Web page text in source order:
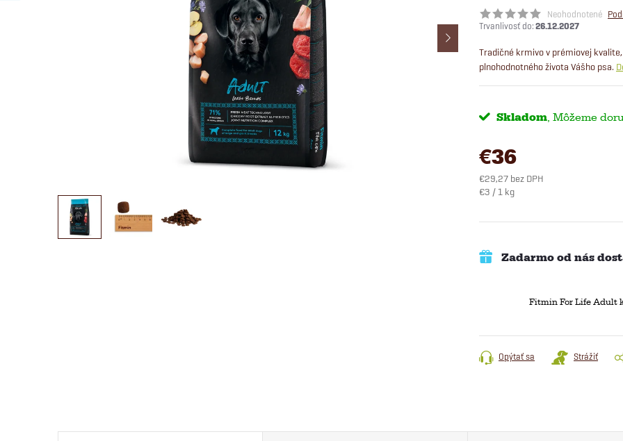
Neohodnotené
26.12.2027
Tradičné krmivo v prémiovej
plnohodnotného života Vášho psa.
Skladom
€36
€29,27 bez DPH
Jednotková
€3 / 1 kg
Zadarmo od nás
Fitmin For Life Adult
Opýtať sa Strážiť